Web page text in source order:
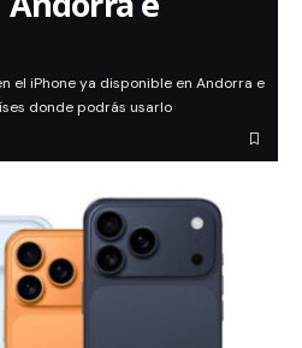
el iPhone ya disponible en Andorra e
donde podrás usarlo